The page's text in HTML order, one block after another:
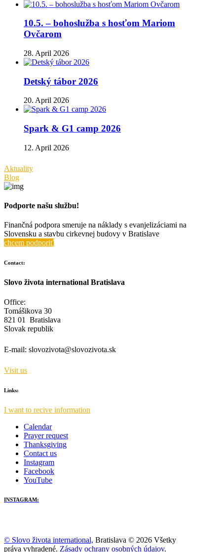
10.5. – bohoslužba s hosťom Mariom
Ovčarom
28. April 2026
Detský tábor 2026
20. April 2026
Spark & G1 camp 2026
12. April 2026
Aktuality
Blog
Podporte našu službu!
Finančná podpora smeruje na náklady s evanjelizáciami na
Slovensku a stavbu cirkevnej budovy v Bratislave
chcem podporiť
Contact:
Slovo života international Bratislava
Office:
Tomášikova 30
821 01 Bratislava
Slovak republik
E-mail: slovozivota@slovozivota.sk
Visit us
Links:
I want to recive information
Calendar
Prayer request
Thanksgiving
Contact us
Instagram
Facebook
YouTube
INSTAGRAM:
© Slovo života international, Bratislava © 2026 Všetky
práva vyhradené. Zásady ochrany osobných údajov.